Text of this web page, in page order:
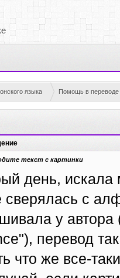
языка Помощь в переводе
текст с картинки
день, искала
с
у автора
перевод
что же все-